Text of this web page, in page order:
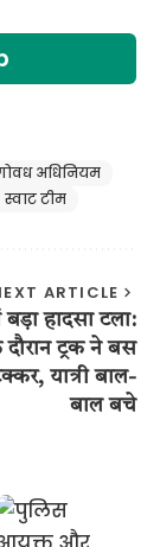
अधिनियम
स्वाट टीम
ARTICLE
हादसा टला:
ट्रक ने बस
यात्री बाल-
बाल बचे